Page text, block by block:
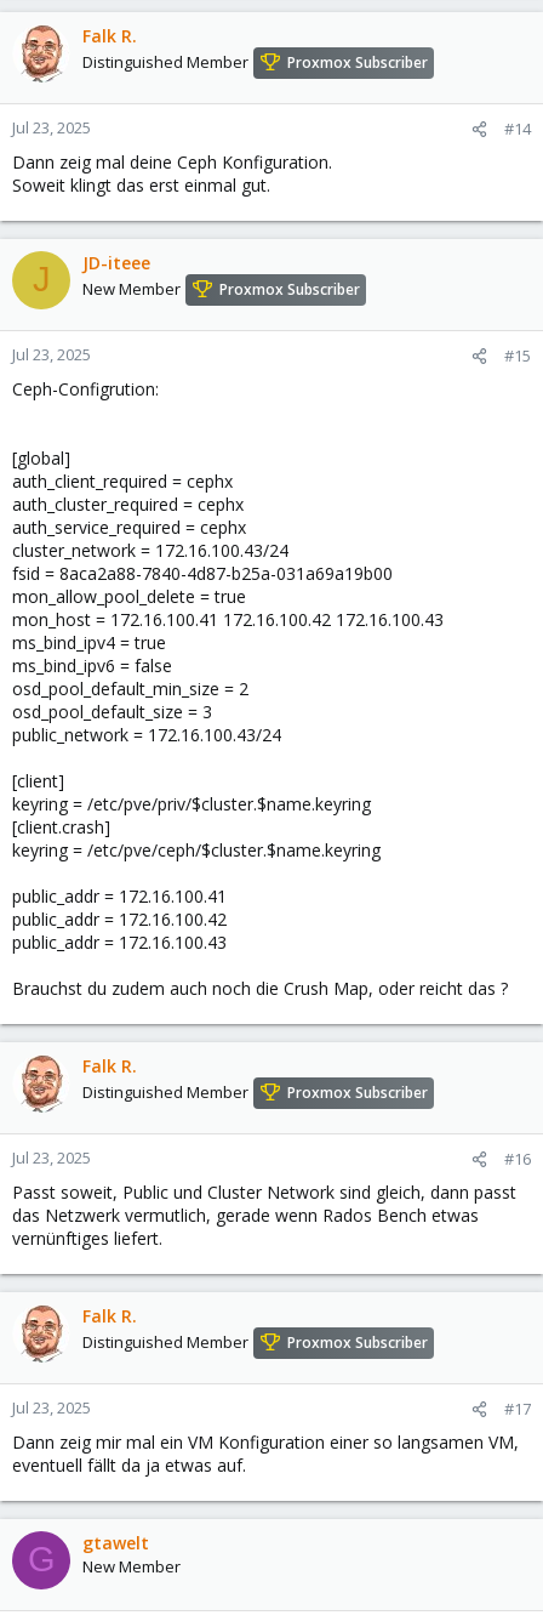
Falk R.
Distinguished Member Proxmox Subscriber
Jul 23, 2025 #14
Dann zeig mal deine Ceph Konfiguration.
Soweit klingt das erst einmal gut.
J JD-iteee
New Member Proxmox Subscriber
Jul 23, 2025 #15
Ceph-Configrution:
[global]
auth_client_required = cephx
auth_cluster_required = cephx
auth_service_required = cephx
cluster_network = 172.16.100.43/24
fsid = 8aca2a88-7840-4d87-b25a-031a69a19b00
mon_allow_pool_delete = true
mon_host = 172.16.100.41 172.16.100.42 172.16.100.43
ms_bind_ipv4 = true
ms_bind_ipv6 = false
osd_pool_default_min_size = 2
osd_pool_default_size = 3
public_network = 172.16.100.43/24
[client]
keyring = /etc/pve/priv/$cluster.$name.keyring
[client.crash]
keyring = /etc/pve/ceph/$cluster.$name.keyring
public_addr = 172.16.100.41
public_addr = 172.16.100.42
public_addr = 172.16.100.43
Brauchst du zudem auch noch die Crush Map, oder reicht das ?
Falk R.
Distinguished Member Proxmox Subscriber
Jul 23, 2025 #16
Passt soweit, Public und Cluster Network sind gleich, dann passt
das Netzwerk vermutlich, gerade wenn Rados Bench etwas
vernünftiges liefert.
Falk R.
Distinguished Member Proxmox Subscriber
Jul 23, 2025 #17
Dann zeig mir mal ein VM Konfiguration einer so langsamen VM,
eventuell fällt da ja etwas auf.
G gtawelt
New Member